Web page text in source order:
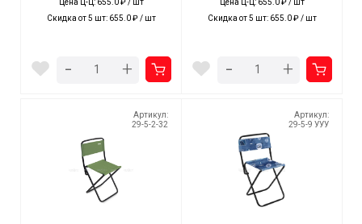
Цена Ц-Ц: 655.0 ₽ / шт
Скидка от 5 шт: 655.0 ₽ / шт
- +
Цена Ц-Ц: 655.0 ₽ / шт
Скидка от 5 шт: 655.0 ₽ / шт
- +
Артикул:
29-5-2-32
Артикул:
29-5-9 УУУ